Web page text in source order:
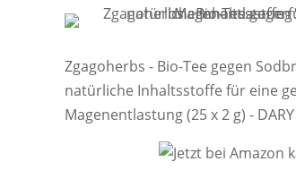
Zgagoherbs - Bio-Tee gegen
natürliche Inhaltsstoffe für eine
Magenentlastung (25 x 2 g) - DARY